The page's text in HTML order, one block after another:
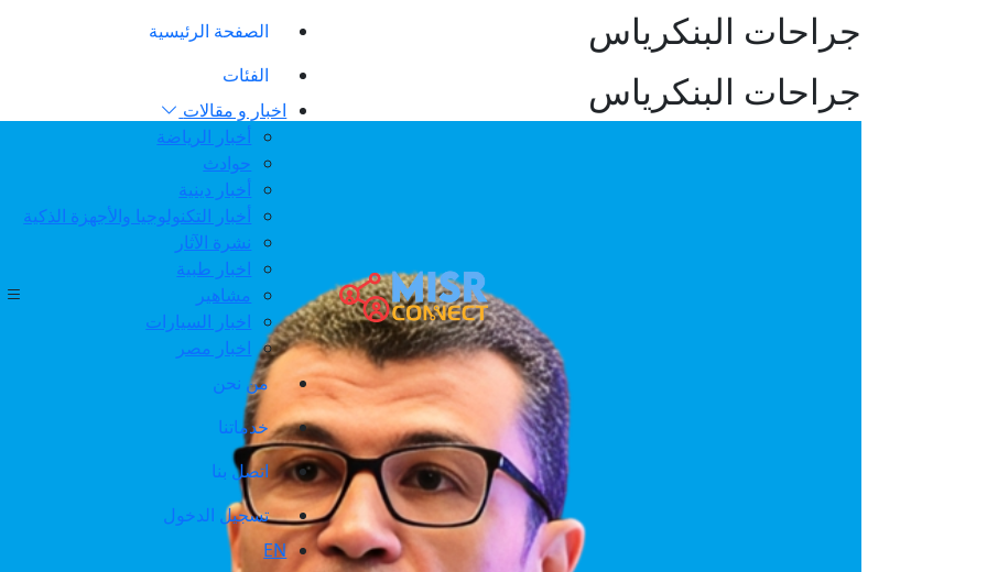
الصفحة الرئيسية
الفئات
اخبار و مقالات
أخبار الرياضة
حوادث
أخبار دينية
أخبار التكنولوجيا والأجهزة الذكية
نشرة الآثار
اخبار طبية
مشاهير
اخبار السيارات
اخبار مصر
من نحن
خدماتنا
اتصل بنا
تسجيل الدخول
EN
جراحات البنكرياس
جراحات البنكرياس